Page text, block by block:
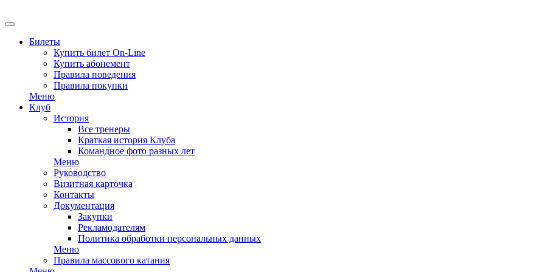
Билеты
Купить билет On-Line
Купить абонемент
Правила поведения
Правила покупки
Меню
Клуб
История
Все тренеры
Краткая история Клуба
Командное фото разных лет
Меню
Руководство
Визитная карточка
Контакты
Документация
Закупки
Рекламодателям
Политика обработки персональных данных
Меню
Правила массового катания